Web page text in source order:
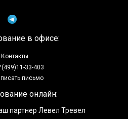
в офисе:
Контакты
33-403
письмо
онлайн:
партнер Левел Тревел